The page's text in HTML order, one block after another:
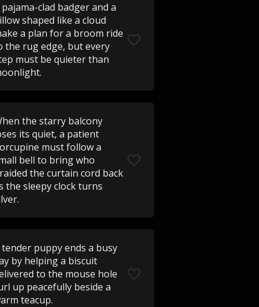
pajama-clad badger and a
shaped like a cloud
a plan for a broom ride
the rug edge, but every
must be quieter than
the starry balcony
its quiet, a patient
must follow a
bell to bring who
the curtain cord back
the sleepy clock turns
tender puppy ends a busy
by helping a biscuit
to the mouse hole
up peacefully beside a
teacup.